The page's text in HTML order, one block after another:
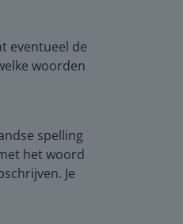
eventueel de
woorden
spelling
het woord
Je